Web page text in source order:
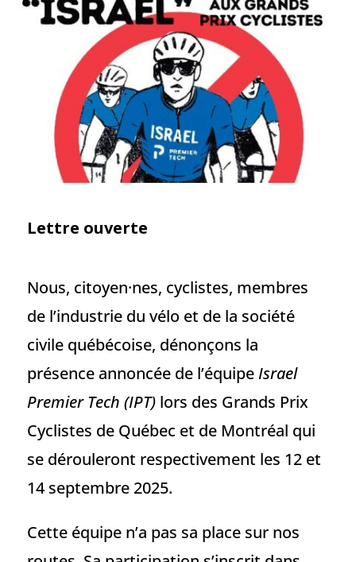
Lettre ouverte
Nous, citoyen·nes, ​​cyclistes, membres
de l’industrie du vélo et de la société
civile québécoise, dénonçons la
présence annoncée de l’équipeIsrael
Premier Tech (IPT) lors des Grands Prix
Cyclistes de Québec et de Montréal qui
se dérouleront respectivement les 12 et
14 septembre 2025.
Cette équipe n’a pas sa place sur nos